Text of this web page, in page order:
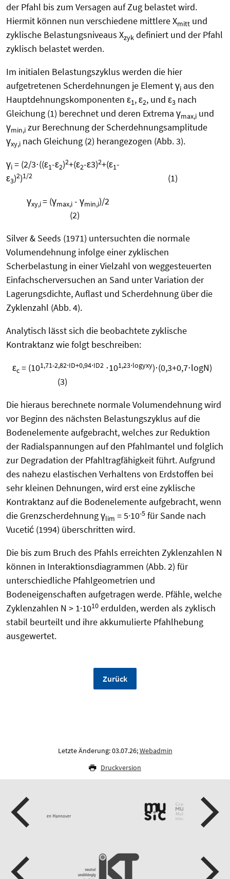
der Pfahl bis zum Versagen auf Zug belastet wird.
Hiermit können nun verschiedene mittlere Xmitt und
zyklische Belastungsniveaus Xzyk definiert und der Pfahl
zyklisch belastet werden.
Im initialen Belastungszyklus werden die hier
aufgetretenen Scherdehnungen je Element γi aus den
Hauptdehnungskomponenten ε1, ε2, und ε3 nach
Gleichung (1) berechnet und deren Extrema γmax,i und
γmin,i zur Berechnung der Scherdehnungsamplitude
γxy,i nach Gleichung (2) herangezogen (Abb. 3).
γi = (2/3⋅((ε1-ε2)2+(ε2-ε3)2+(ε1-
ε3)2)1/2
(1)
γxy,i= (γmax,i - γmin,i)/2
(2)
Silver & Seeds (1971) untersuchten die normale
Volumendehnung infolge einer zyklischen
Scherbelastung in einer Vielzahl von weggesteuerten
Einfachscherversuchen an Sand unter Variation der
Lagerungsdichte, Auflast und Scherdehnung über die
Zyklenzahl (Abb. 4).
Analytisch lässt sich die beobachtete zyklische
Kontraktanz wie folgt beschreiben:
εc = (101,71-2,82⋅ID+0,94⋅ID2 ⋅101,23⋅logyxy)⋅(0,3+0,7⋅logN)
(3)
Die hieraus berechnete normale Volumendehnung wird
vor Beginn des nächsten Belastungszyklus auf die
Bodenelemente aufgebracht, welches zur Reduktion
der Radialspannungen auf den Pfahlmantel und folglich
zur Degradation der Pfahltragfähigkeit führt. Aufgrund
des nahezu elastischen Verhaltens von Erdstoffen bei
sehr kleinen Dehnungen, wird erst eine zyklische
Kontraktanz auf die Bodenelemente aufgebracht, wenn
die Grenzscherdehnung γlim = 5·10-5 für Sande nach
Vucetić (1994) überschritten wird.
Die bis zum Bruch des Pfahls erreichten Zyklenzahlen N
können in Interaktionsdiagrammen (Abb. 2) für
unterschiedliche Pfahlgeometrien und
Bodeneigenschaften aufgetragen werde. Pfähle, welche
Zyklenzahlen N > 1·1010 erdulden, werden als zyklisch
stabil beurteilt und ihre akkumulierte Pfahlhebung
ausgewertet.
Zurück
Letzte Änderung: 03.07.26;Webadmin
Druckversion